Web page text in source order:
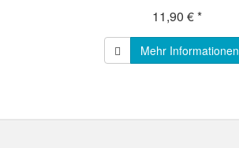
11,90 € *
Mehr Informationen